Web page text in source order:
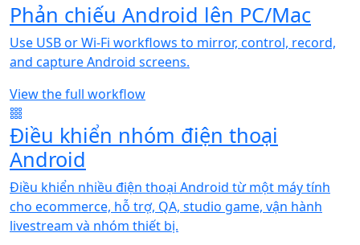
Phản chiếu Android lên PC/Mac
Use USB or Wi-Fi workflows to mirror, control, record,
and capture Android screens.
View the full workflow
Điều khiển nhóm điện thoại
Android
Điều khiển nhiều điện thoại Android từ một máy tính
cho ecommerce, hỗ trợ, QA, studio game, vận hành
livestream và nhóm thiết bị.